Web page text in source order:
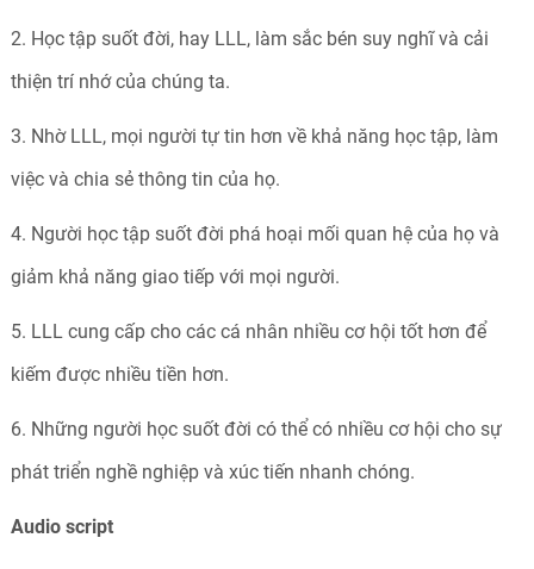
2. Học tập suốt đời, hay LLL, làm sắc bén suy nghĩ và cải
thiện trí nhớ của chúng ta.
3. Nhờ LLL, mọi người tự tin hơn về khả năng học tập, làm
việc và chia sẻ thông tin của họ.
4. Người học tập suốt đời phá hoại mối quan hệ của họ và
giảm khả năng giao tiếp với mọi người.
5. LLL cung cấp cho các cá nhân nhiều cơ hội tốt hơn để
kiếm được nhiều tiền hơn.
6. Những người học suốt đời có thể có nhiều cơ hội cho sự
phát triển nghề nghiệp và xúc tiến nhanh chóng.
Audio script